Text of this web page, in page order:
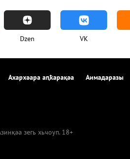
Dzen VK
Ахархәара аԥҟарақәа Аимадаразы
зегь хьчоуп. 18+